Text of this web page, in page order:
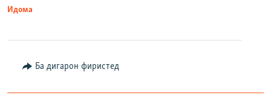
Идома
Ба дигарон фиристед